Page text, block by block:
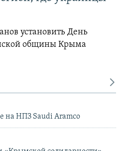
установить День
общины Крыма
на НПЗ Saudi Aramco